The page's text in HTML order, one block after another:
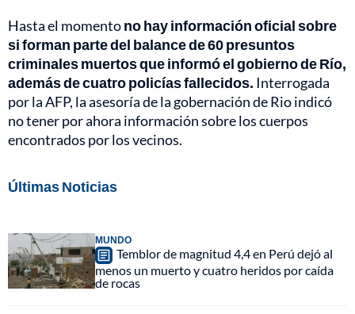
Hasta el momentono hay información oficial sobre
si forman parte del balance de 60 presuntos
criminales muertos que informó el gobierno de Río,
además de cuatro policías fallecidos. Interrogada
por la AFP, la asesoría de la gobernación de Rio indicó
no tener por ahora información sobre los cuerpos
encontrados por los vecinos.
Últimas Noticias
MUNDO
Temblor de magnitud 4,4 en Perú dejó al
menos un muerto y cuatro heridos por caída
de rocas